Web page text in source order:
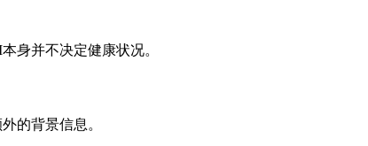
身并不决定健康状况。
的背景信息。